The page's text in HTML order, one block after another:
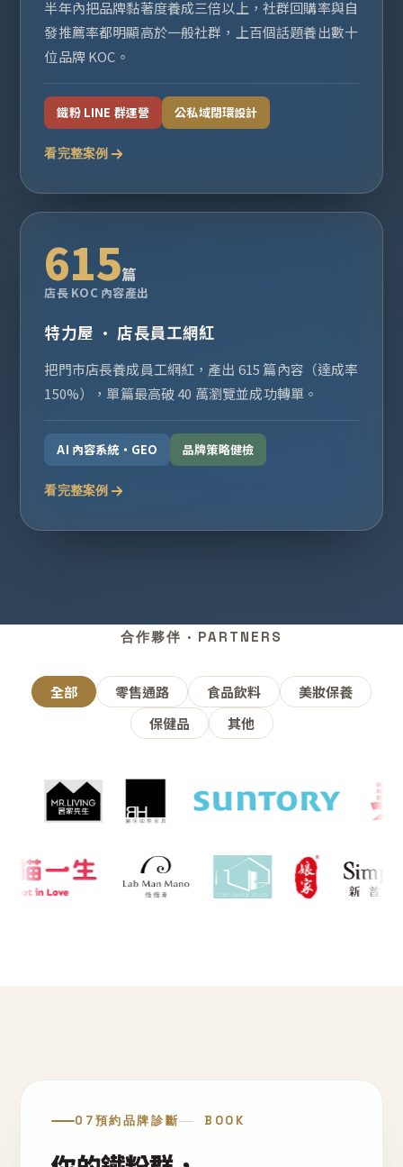
半年內把品牌黏著度養成三倍以上，社群回購率與自
發推薦率都明顯高於一般社群，上百個話題養出數十
位品牌 KOC。
鐵粉 LINE 群運營 公私域閉環設計
看完整案例
615篇
店長 KOC 內容產出
特力屋 · 店長員工網紅
把門市店長養成員工網紅，產出 615 篇內容（達成率
150%），單篇最高破 40 萬瀏覽並成功轉單。
AI 內容系統・GEO 品牌策略健檢
看完整案例
合作夥伴 · PARTNERS
全部 零售通路 食品飲料
美妝保養
保健品
其他
07預約品牌診斷 BOOK